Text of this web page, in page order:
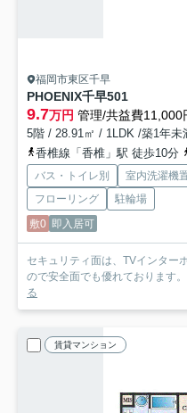
福岡市東区千早
PHOENIX千早501
9.7万円 管理/共益費11,000
5階 / 28.91㎡ / 1LDK /築1年未
香椎線「香椎」駅 徒歩10分
バス・トイレ別 室内洗濯機
フローリング
駐輪場
敷0 即入居可
セキュリティ面は、TVインター
ので安全面でも優れております
る
賃貸マンション